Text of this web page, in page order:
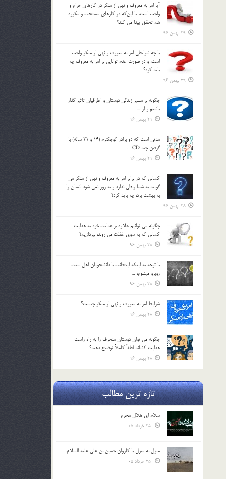
آيا امر به معروف و نهي از منكر در كارهاي حرام و
واجب است، يا اين‌كه در كارهاي مستحب و مكروه
هم تحقق پيدا مي كند؟
29 بهمن 96
با چه شرايطي امر به معروف و نهي از منکر واجب
است، و در صورت عدم توانايي بر امر به معروف چه
بايد کرد؟
29 بهمن 96
چگونه بر مسير زندگي دوستان و اطرافيان تاثير گذار
باشيم و از …
29 بهمن 96
مدتي است كه دو برادر كوچكترم (14 و 21 ساله) با
گرفتن چند CD …
29 بهمن 96
كساني كه در برابر امر به معروف و نهي از منكر مي
گويند به شما ربطي ندارد و به زور نمي شود انسان را
به بهشت برد، چه بايد كرد؟
28 بهمن 96
چگونه مي توانيم علاوه بر هدايت خود به هدايت
كساني كه به سوي غفلت مي روند، بپردازيم؟
28 بهمن 96
با توجه به اينكه اينجانب با دانشجويان اهل سنت
روبرو مي‎شوم، …
28 بهمن 96
شرايط امر به معروف و نهي از منكر چيست؟
28 بهمن 96
چگونه مي توان دوستان منحرف را به راه راست
هدايت كشاند لطفاٌ كاملاً توضيح دهيد؟
28 بهمن 96
تازه ترین مطالب
سلام ای هلال محرم
منزل به منزل با کاروان حسین بن علی علیه السلام